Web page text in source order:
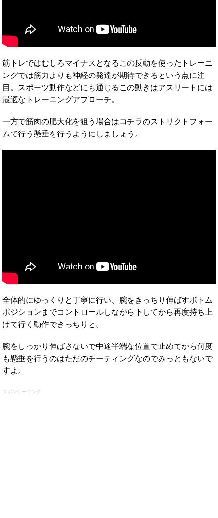
筋トレではむしろマイナスとなるこの反動を使ったトレーニ
ングでは筋力よりも神経の発達が期待できるという点に注
目。スポーツ動作などにも通じるこの動きはアスリートには
最適なトレーニングアプローチ。
一方で筋肉の肥大化を狙う場合はコチラのストリクトフォー
ムで行う懸垂を行うようにしましょう。
全体的にゆっくりと丁寧に行い、腕をきっちり伸ばすボトム
ポジションまでコントロールしながら下してから再度持ち上
げて行く動作できっちりと。
腕をしっかり伸ばさないで中途半端な位置で止めてから何度
も懸垂を行うのはただのチーティングなのでみっともないで
すよ。
スポンサーリンク